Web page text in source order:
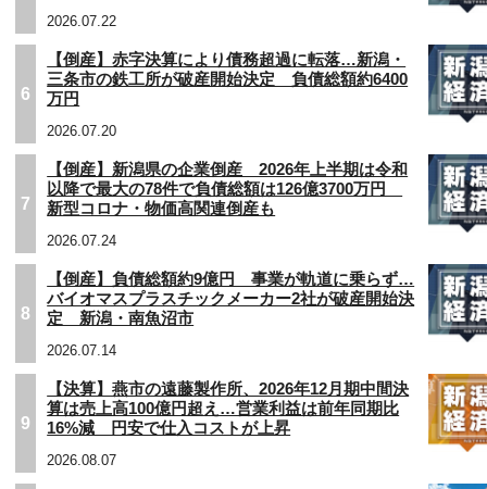
2026.07.22
6
【倒産】赤字決算により債務超過に転落…新潟・
三条市の鉄工所が破産開始決定 負債総額約6400
万円
2026.07.20
7
【倒産】新潟県の企業倒産 2026年上半期は令和
以降で最大の78件で負債総額は126億3700万円
新型コロナ・物価高関連倒産も
2026.07.24
8
【倒産】負債総額約9億円 事業が軌道に乗らず…
バイオマスプラスチックメーカー2社が破産開始決
定 新潟・南魚沼市
2026.07.14
9
【決算】燕市の遠藤製作所、2026年12月期中間決
算は売上高100億円超え…営業利益は前年同期比
16%減 円安で仕入コストが上昇
2026.08.07